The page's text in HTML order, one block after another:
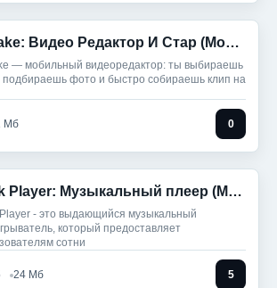
VMake: Видео Редактор И Стар (Мод, Unlocked)
— мобильный видеоредактор: ты выбираешь
подбираешь фото и быстро собираешь клип на
Мб 0
Lark Player: Музыкальный плеер (Мод, Unlocked)
- это выдающийся музыкальный
который предоставляет
сотни
24 Мб 5